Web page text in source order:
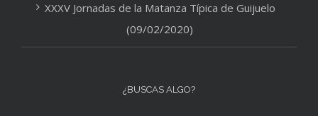
XXXV Jornadas de la Matanza Típica de Guijuelo
(09/02/2020)
¿BUSCAS ALGO?